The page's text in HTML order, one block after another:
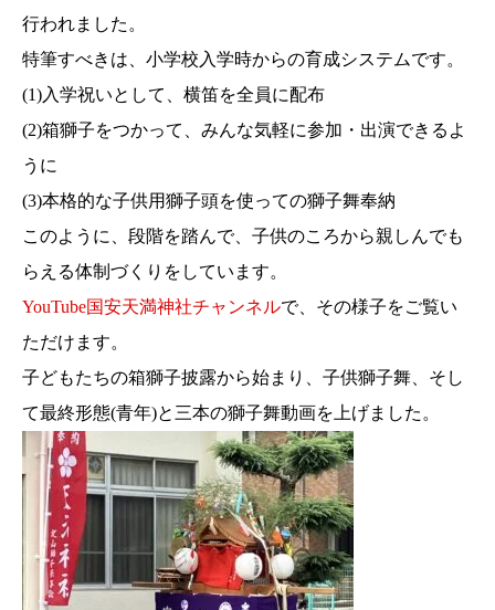
行われました。
特筆すべきは、小学校入学時からの育成システムです。
(1)入学祝いとして、横笛を全員に配布
(2)箱獅子をつかって、みんな気軽に参加・出演できるよ
うに
(3)本格的な子供用獅子頭を使っての獅子舞奉納
このように、段階を踏んで、子供のころから親しんでも
らえる体制づくりをしています。
YouTube国安天満神社チャンネルで、その様子をご覧い
ただけます。
子どもたちの箱獅子披露から始まり、子供獅子舞、そし
て最終形態(青年)と三本の獅子舞動画を上げました。